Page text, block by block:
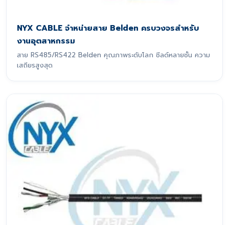
NYX CABLE จำหน่ายสาย Belden ครบวงจรสำหรับ
งานอุตสาหกรรม
สาย RS485/RS422 Belden คุณภาพระดับโลก ชีลด์หลายชั้น ความ
เสถียรสูงสุด